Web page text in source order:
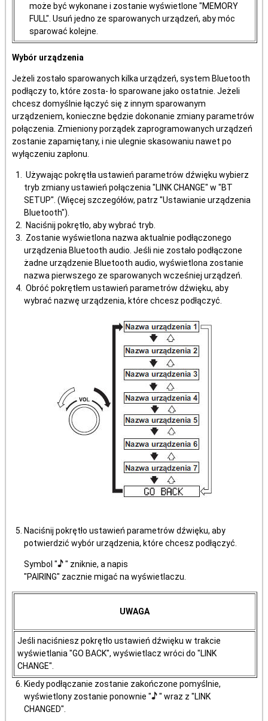
może być wykonane i zostanie wyświetlone "MEMORY
FULL". Usuń jedno ze sparowanych urządzeń, aby móc
sparować kolejne.
Wybór urządzenia
Jeżeli zostało sparowanych kilka urządzeń, system Bluetooth
podłączy to, które zosta- ło sparowane jako ostatnie. Jeżeli
chcesz domyślnie łączyć się z innym sparowanym
urządzeniem, konieczne będzie dokonanie zmiany parametrów
połączenia. Zmieniony porządek zaprogramowanych urządzeń
zostanie zapamiętany, i nie ulegnie skasowaniu nawet po
wyłączeniu zapłonu.
Używając pokrętła ustawień parametrów dźwięku wybierz
tryb zmiany ustawień połączenia "LINK CHANGE" w "BT
SETUP". (Więcej szczegółów, patrz "Ustawianie urządzenia
Bluetooth").
Naciśnij pokrętło, aby wybrać tryb.
Zostanie wyświetlona nazwa aktualnie podłączonego
urządzenia Bluetooth audio. Jeśli nie zostało podłączone
żadne urządzenie Bluetooth audio, wyświetlona zostanie
nazwa pierwszego ze sparowanych wcześniej urządzeń.
Obróć pokrętłem ustawień parametrów dźwięku, aby
wybrać nazwę urządzenia, które chcesz podłączyć.
Naciśnij pokrętło ustawień parametrów dźwięku, aby
potwierdzić wybór urządzenia, które chcesz podłączyć.
Symbol "
" zniknie, a napis
"PAIRING" zacznie migać na wyświetlaczu.
UWAGA
Jeśli naciśniesz pokrętło ustawień dźwięku w trakcie
wyświetlania "GO BACK", wyświetlacz wróci do "LINK
CHANGE".
Kiedy podłączanie zostanie zakończone pomyślnie,
wyświetlony zostanie ponownie "
" wraz z "LINK
CHANGED".